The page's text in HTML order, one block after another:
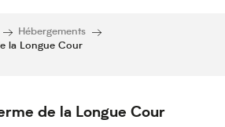
Hébergements
la Longue Cour
de la Longue Cour